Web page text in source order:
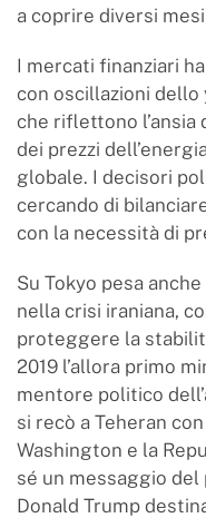
a coprire diversi
I mercati finanziari
con oscillazioni dello
che riflettono
dei prezzi
globale. I decisori
cercando di
con la necessità di
Su Tokyo pesa
nella crisi iraniana,
proteggere la
2019 l’allora primo
mentore politico
si recò a Teheran
Washington e la
sé un messaggio
Donald Trump